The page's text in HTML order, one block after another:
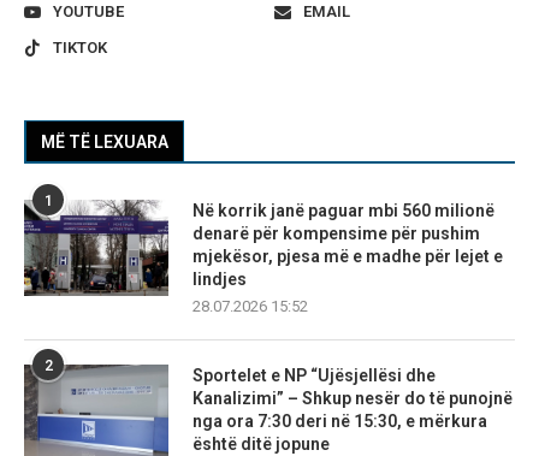
YOUTUBE
EMAIL
TIKTOK
MË TË LEXUARA
1
Në korrik janë paguar mbi 560 milionë
denarë për kompensime për pushim
mjekësor, pjesa më e madhe për lejet e
lindjes
28.07.2026 15:52
2
Sportelet e NP “Ujësjellësi dhe
Kanalizimi” – Shkup nesër do të punojnë
nga ora 7:30 deri në 15:30, e mërkura
është ditë jopune